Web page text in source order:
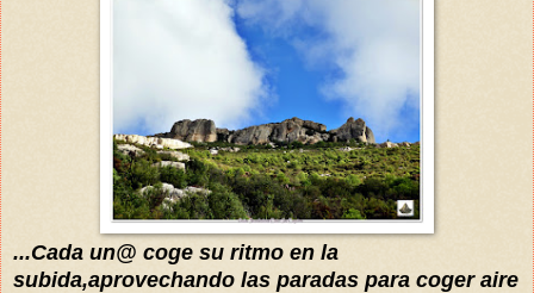
...Cada un@ coge su ritmo en la
subida,aprovechando las paradas para coger aire